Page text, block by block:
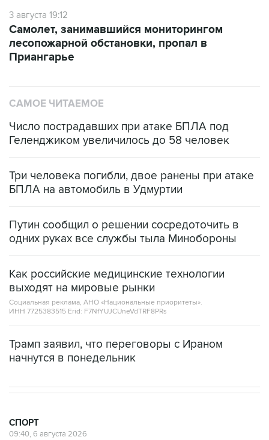
3 августа 19:12
Самолет, занимавшийся мониторингом
лесопожарной обстановки, пропал в
Приангарье
САМОЕ ЧИТАЕМОЕ
Число пострадавших при атаке БПЛА под
Геленджиком увеличилось до 58 человек
Три человека погибли, двое ранены при атаке
БПЛА на автомобиль в Удмуртии
Путин сообщил о решении сосредоточить в
одних руках все службы тыла Минобороны
Как российские медицинские технологии
выходят на мировые рынки
Социальная реклама, АНО «Национальные приоритеты».
ИНН 7725383515 Erid: F7NfYUJCUneVdTRF8PRs
Трамп заявил, что переговоры с Ираном
начнутся в понедельник
СПОРТ
09:40, 6 августа 2026